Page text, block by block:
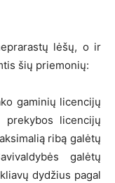
lėšų, o ir
šių priemonių:
gaminių licencijų
licencijų
ribą galėtų
galėtų
dydžius pagal